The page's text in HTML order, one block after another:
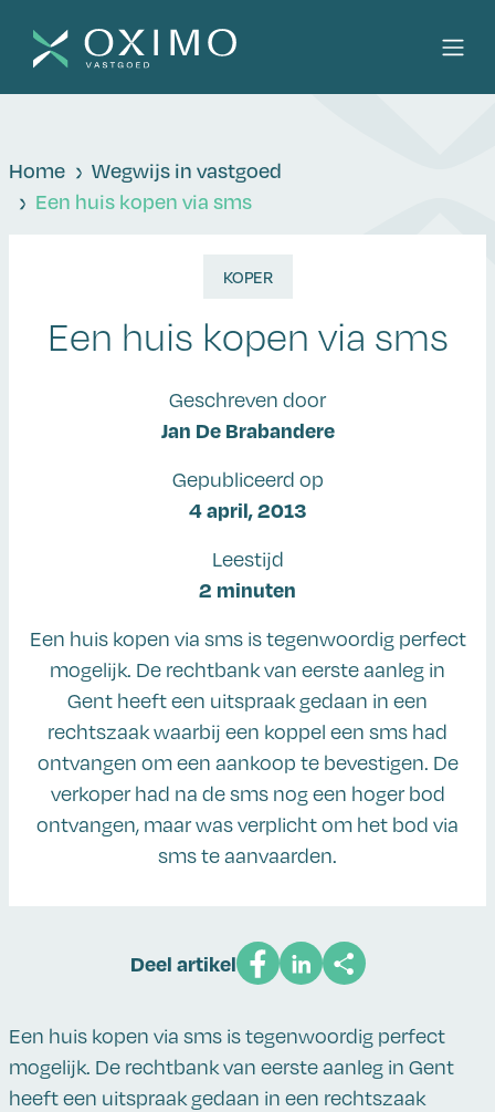
Home
Wegwijs in vastgoed
Een huis kopen via sms
KOPER
Een huis kopen via sms
Geschreven door
Jan De Brabandere
Gepubliceerd op
4 april, 2013
Leestijd
2 minuten
Een huis kopen via sms is tegenwoordig perfect
mogelijk. De rechtbank van eerste aanleg in
Gent heeft een uitspraak gedaan in een
rechtszaak waarbij een koppel een sms had
ontvangen om een aankoop te bevestigen. De
verkoper had na de sms nog een hoger bod
ontvangen, maar was verplicht om het bod via
sms te aanvaarden.
Deel artikel
Een huis kopen via sms is tegenwoordig perfect
mogelijk. De rechtbank van eerste aanleg in Gent
heeft een uitspraak gedaan in een rechtszaak